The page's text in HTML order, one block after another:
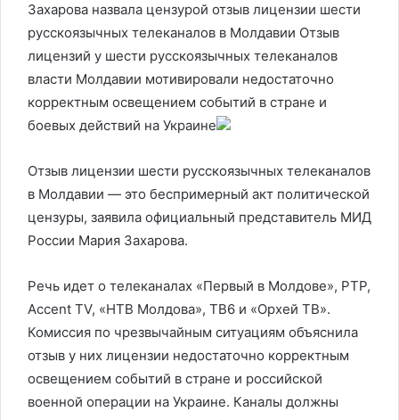
Захарова назвала цензурой отзыв лицензии шести
русскоязычных телеканалов в Молдавии Отзыв
лицензий у шести русскоязычных телеканалов
власти Молдавии мотивировали недостаточно
корректным освещением событий в стране и
боевых действий на Украине
Отзыв лицензии шести русскоязычных телеканалов
в Молдавии — это беспримерный акт политической
цензуры, заявила официальный представитель МИД
России Мария Захарова.
Речь идет о телеканалах «Первый в Молдове», РТР,
Accent TV, «НТВ Молдова», ТВ6 и «Орхей ТВ».
Комиссия по чрезвычайным ситуациям объяснила
отзыв у них лицензии недостаточно корректным
освещением событий в стране и российской
военной операции на Украине. Каналы должны